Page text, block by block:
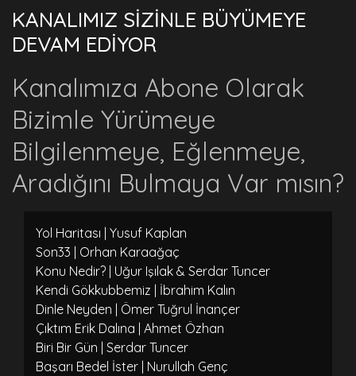
KANALIMIZ SİZİNLE BÜYÜMEYE
DEVAM EDİYOR
Kanalımıza Abone Olarak
Bizimle Yürümeye
Bilgilenmeye, Eğlenmeye,
Aradığını Bulmaya Var mısın?
Yol Haritası | Yusuf Kaplan
Son33 | Orhan Karaağaç
Konu Nedir? | Uğur Işılak & Serdar Tuncer
Kendi Gökkubbemiz | İbrahim Kalın
Dinle Neyden | Ömer Tuğrul İnançer
Çıktım Erik Dalına | Ahmet Özhan
Biri Bir Gün | Serdar Tuncer
Başarı Bedel İster | Nurullah Genç